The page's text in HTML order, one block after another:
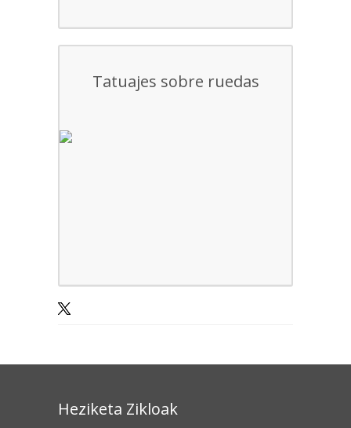
Tatuajes sobre ruedas
Heziketa Zikloak